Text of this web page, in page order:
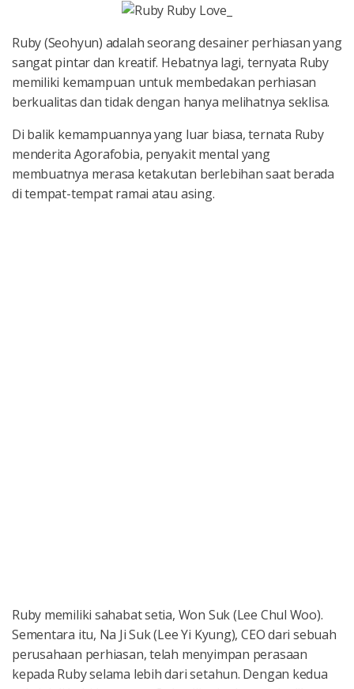
Ruby (Seohyun) adalah seorang desainer perhiasan yang
sangat pintar dan kreatif. Hebatnya lagi, ternyata Ruby
memiliki kemampuan untuk membedakan perhiasan
berkualitas dan tidak dengan hanya melihatnya seklisa.
Di balik kemampuannya yang luar biasa, ternata Ruby
menderita Agorafobia, penyakit mental yang
membuatnya merasa ketakutan berlebihan saat berada
di tempat-tempat ramai atau asing.
Ruby memiliki sahabat setia, Won Suk (Lee Chul Woo).
Sementara itu, Na Ji Suk (Lee Yi Kyung), CEO dari sebuah
perusahaan perhiasan, telah menyimpan perasaan
kepada Ruby selama lebih dari setahun. Dengan kedua